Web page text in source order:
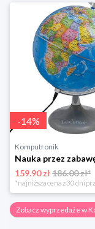
-14%
Komputronik
159.90 zł186.00 zł*
Zobacz wyprzedaże w